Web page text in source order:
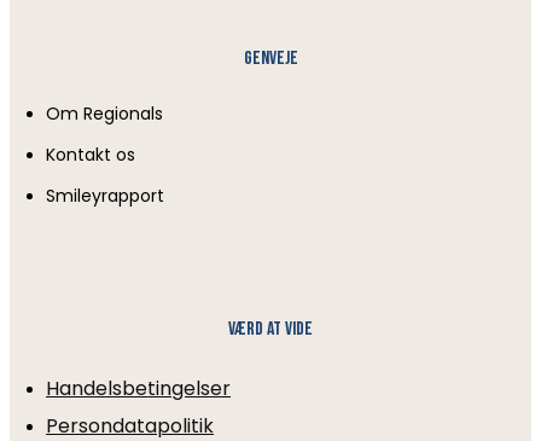
Genveje
Om Regionals
Kontakt os
Smileyrapport
Værd at vide
Handelsbetingelser
Persondatapolitik